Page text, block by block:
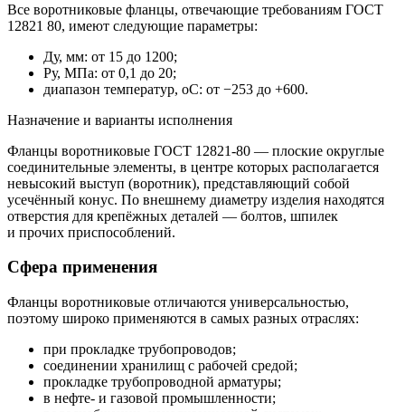
Все воротниковые фланцы, отвечающие требованиям ГОСТ
12821 80, имеют следующие параметры:
Ду, мм: от 15 до 1200;
Ру, МПа: от 0,1 до 20;
диапазон температур, оС: от −253 до +600.
Назначение и варианты исполнения
Фланцы воротниковые ГОСТ 12821-80 — плоские округлые
соединительные элементы, в центре которых располагается
невысокий выступ (воротник), представляющий собой
усечённый конус. По внешнему диаметру изделия находятся
отверстия для крепёжных деталей — болтов, шпилек
и прочих приспособлений.
Сфера применения
Фланцы воротниковые отличаются универсальностью,
поэтому широко применяются в самых разных отраслях:
при прокладке трубопроводов;
соединении хранилищ с рабочей средой;
прокладке трубопроводной арматуры;
в нефте- и газовой промышленности;